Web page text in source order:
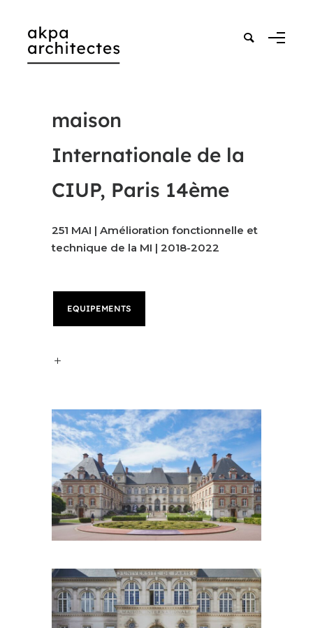
maison
Internationale de la
CIUP, Paris 14ème
251 MAI | Amélioration fonctionnelle et
technique de la MI | 2018-2022
EQUIPEMENTS